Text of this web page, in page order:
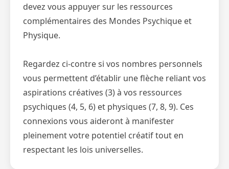
devez vous appuyer sur les ressources
complémentaires des Mondes Psychique et
Physique.
Regardez ci-contre si vos nombres personnels
vous permettent d’établir une flèche reliant vos
aspirations créatives (3) à vos ressources
psychiques (4, 5, 6) et physiques (7, 8, 9). Ces
connexions vous aideront à manifester
pleinement votre potentiel créatif tout en
respectant les lois universelles.